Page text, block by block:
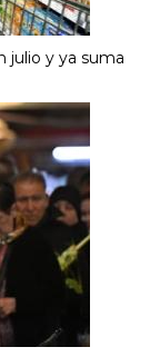
julio y ya suma